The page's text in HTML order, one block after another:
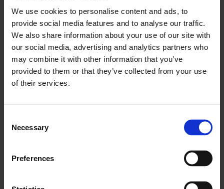
We use cookies to personalise content and ads, to
provide social media features and to analyse our traffic.
We also share information about your use of our site with
our social media, advertising and analytics partners who
may combine it with other information that you’ve
provided to them or that they’ve collected from your use
of their services.
Selection
Necessary
Preferences
Креирање и управљање
задацима је бело платно
Када је у питању креирање, управљање и
ажурирање задатака, варијабле се разликују
према сектору ФСМ, менаџеру, тиму и обиму
пројекта. Не терамо вас да бирате које врсте